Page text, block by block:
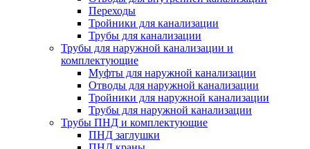
Переходы
Тройники для канализации
Трубы для канализации
Трубы для наружной канализации и
комплектующие
Муфты для наружной канализации
Отводы для наружной канализации
Тройники для наружной канализации
Трубы для наружной канализации
Трубы ПНД и комплектующие
ПНД заглушки